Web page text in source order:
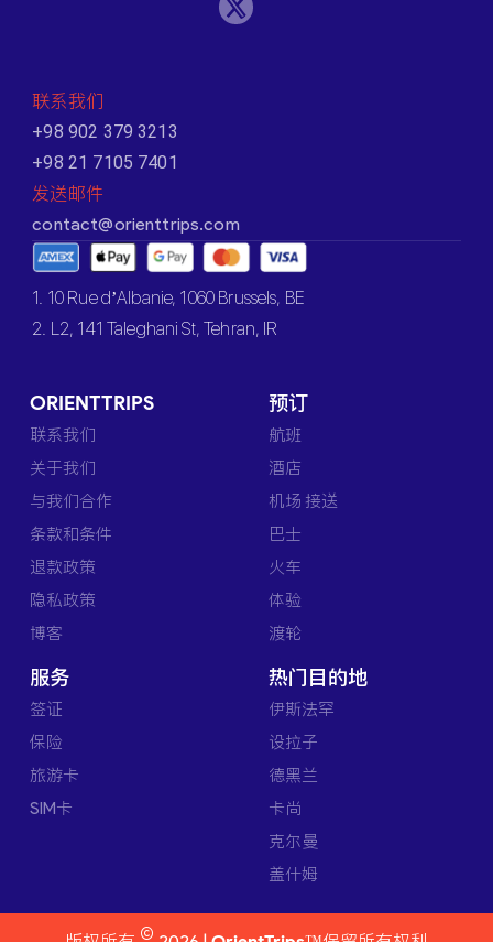
联系我们
+98 902 379 3213
+98 21 7105 7401
发送邮件
contact@orienttrips.com
1. 10 Rue d’Albanie, 1060 Brussels, BE
2. L2, 141 Taleghani St, Tehran, IR
ORIENTTRIPS
联系我们
关于我们
与我们合作
条款和条件
退款政策
隐私政策
博客
预订
航班
酒店
机场 接送
巴士
火车
体验
渡轮
服务
签证
保险
旅游卡
SIM卡
热门目的地
伊斯法罕
设拉子
德黑兰
卡尚
克尔曼
盖什姆